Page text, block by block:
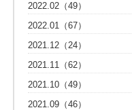
2022.02（49）
2022.01（67）
2021.12（24）
2021.11（62）
2021.10（49）
2021.09（46）